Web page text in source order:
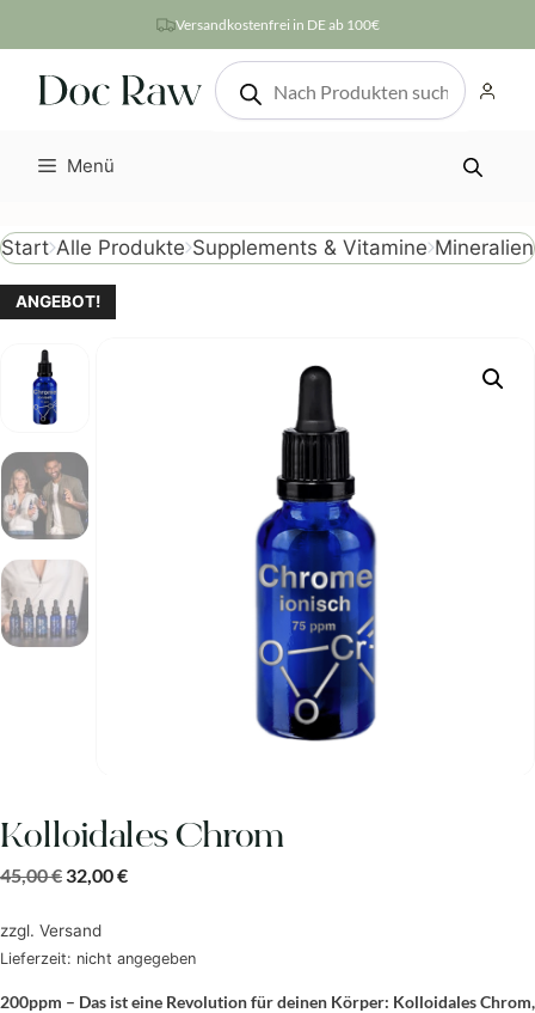
Inhalt
springen
Versandkostenfrei in DE ab 100€
Products
search
Menü
Start Alle Produkte Supplements & Vitamine Mineralien
ANGEBOT!
Kolloidales Chrom
45,00€ 32,00€
zzgl. Versand
Lieferzeit: nicht angegeben
200ppm – Das ist eine Revolution für deinen Körper: Kolloidales Chrom,